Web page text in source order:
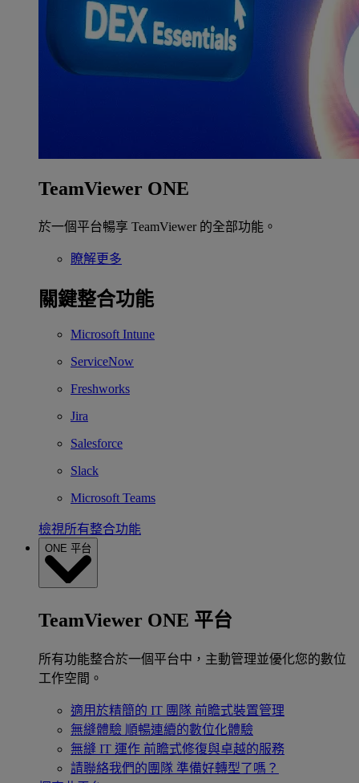
TeamViewer ONE
於一個平台暢享 TeamViewer 的全部功能。
瞭解更多
關鍵整合功能
Microsoft Intune
ServiceNow
Freshworks
Jira
Salesforce
Slack
Microsoft Teams
檢視所有整合功能
ONE 平台
TeamViewer ONE 平台
所有功能整合於一個平台中，主動管理並優化您的數位
工作空間。
適用於精簡的 IT 團隊 前瞻式裝置管理
無縫體驗 順暢連續的數位化體驗
無縫 IT 運作 前瞻式修復與卓越的服務
請聯絡我們的團隊 準備好轉型了嗎？